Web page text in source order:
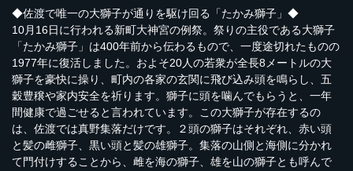
◆佐渡で唯一の大獅子が通りを駆け回る「たかみ獅子」◆
10月16日に行われる新町大神宮の例祭。祭りの主役である大獅子
「たかみ獅子」は400年前から伝わるもので、一度途切れたものの
1977年に復活しました。およそ20人の若衆が全長8メートルの大
獅子を豪快に操り、町内の各家の玄関に飛び込み頭を鳴らし、五
穀豊穣や家内安全を祈ります。獅子に頭を噛んでもらうと、一年
間健康で過ごせると言われています。この大獅子が存在するの
は、佐渡では真野集落だけです。２頭の獅子はそれぞれ、赤い頭
と髪の雌獅子、黒い頭と髪の雄獅子。集落の山側と海側に分かれ
て門付けすることから、雌を海の獅子、雄を山の獅子とも呼んで